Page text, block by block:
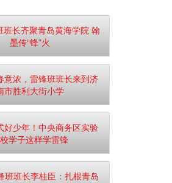
班长齐聚青岛黄海学院 翰
墨传“锋”火
意浓，雷锋班班长来到济
市胜利大街小学
好少年！中央商务区实验
学子这样学雷锋
班班长李桂臣：扎根青岛